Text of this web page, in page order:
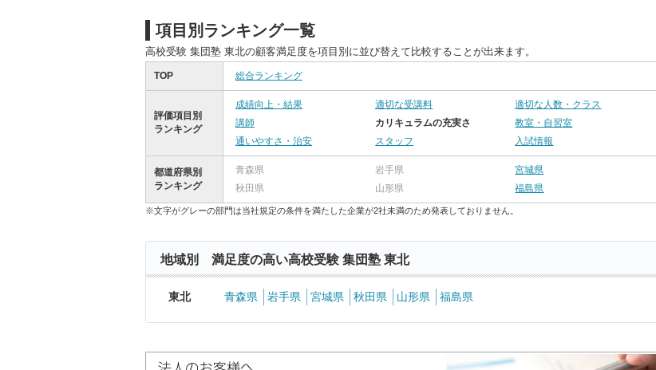
項目別ランキング一覧
高校受験 集団塾 東北の顧客満足度を項目別に並び替えて比較することが出来ます。
TOP 総合ランキング
評価項目別
ランキング
成績向上・結果 適切な受講料
適切な人数・クラス
講師
カリキュラムの充実さ
教室・自習室
通いやすさ・治安
スタッフ 入試情報
都道府県別
ランキング
青森県 岩手県
宮城県
秋田県
山形県 福島県
※文字がグレーの部門は当社規定の条件を満たした企業が2社未満のため発表しておりません。
地域別 満足度の高い高校受験 集団塾 東北
東北 青森県 岩手県 宮城県 秋田県 山形県 福島県